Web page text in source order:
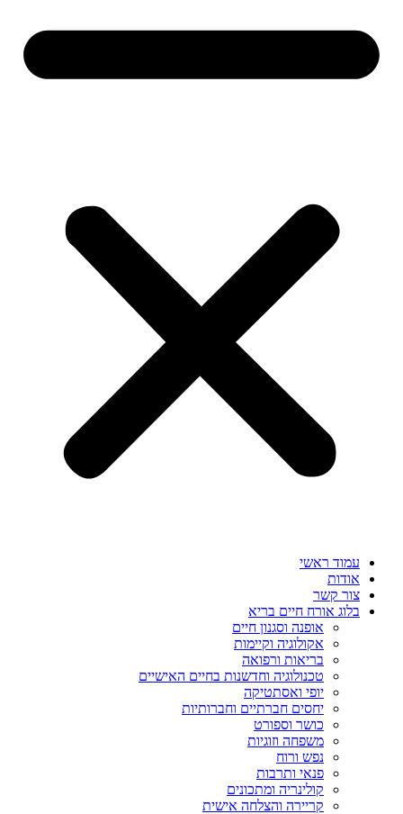
עמוד ראשי
אודות
צור קשר
בלוג אורח חיים בריא
אופנה וסגנון חיים
אקולוגיה וקיימות
בריאות ורפואה
טכנולוגיה וחדשנות בחיים האישיים
יופי ואסתטיקה
יחסים חברתיים וחברותיות
כושר וספורט
משפחה וזוגיות
נפש ורוח
פנאי ותרבות
קולינריה ומתכונים
קריירה והצלחה אישית